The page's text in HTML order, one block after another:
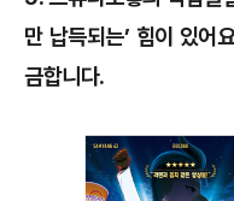
만 납득되는’ 힘이 있어
금합니다.